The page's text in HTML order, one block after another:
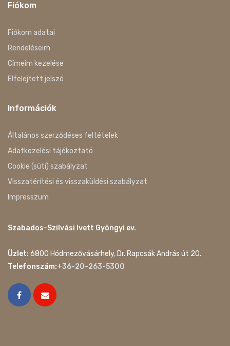
Fiókom
Fiókom adatai
Rendeléseim
Címeim kezelése
Elfelejtett jelszó
Információk
Általános szerződéses feltételek
Adatkezelési tájékoztató
Cookie (süti) szabályzat
Visszatérítési és visszaküldési szabályzat
Impresszum
Szabados-Szilvási Ivett Gyöngyi ev.
Üzlet: 6800 Hódmezővásárhely, Dr. Rapcsák András út 20.
Telefonszám:+36-20-263-5300